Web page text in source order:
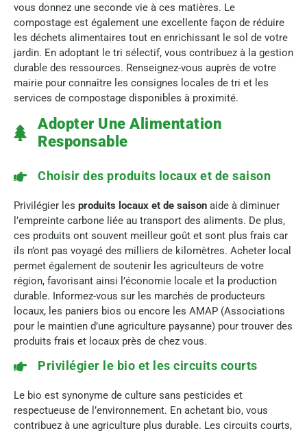
vous donnez une seconde vie à ces matières. Le
compostage est également une excellente façon de réduire
les déchets alimentaires tout en enrichissant le sol de votre
jardin. En adoptant le tri sélectif, vous contribuez à la gestion
durable des ressources. Renseignez-vous auprès de votre
mairie pour connaître les consignes locales de tri et les
services de compostage disponibles à proximité.
Adopter Une Alimentation
Responsable
Choisir des produits locaux et de saison
Privilégier les produits locaux et de saison aide à diminuer
l’empreinte carbone liée au transport des aliments. De plus,
ces produits ont souvent meilleur goût et sont plus frais car
ils n’ont pas voyagé des milliers de kilomètres. Acheter local
permet également de soutenir les agriculteurs de votre
région, favorisant ainsi l’économie locale et la production
durable. Informez-vous sur les marchés de producteurs
locaux, les paniers bios ou encore les AMAP (Associations
pour le maintien d’une agriculture paysanne) pour trouver des
produits frais et locaux près de chez vous.
Privilégier le bio et les circuits courts
Le bio est synonyme de culture sans pesticides et
respectueuse de l’environnement. En achetant bio, vous
contribuez à une agriculture plus durable. Les circuits courts,